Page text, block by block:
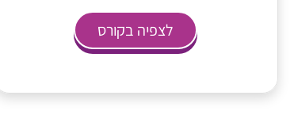
לצפיה בקורס